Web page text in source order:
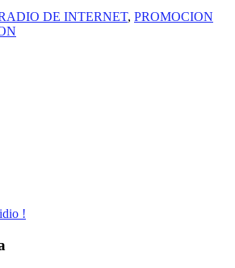
DE INTERNET, PROMOCION
!